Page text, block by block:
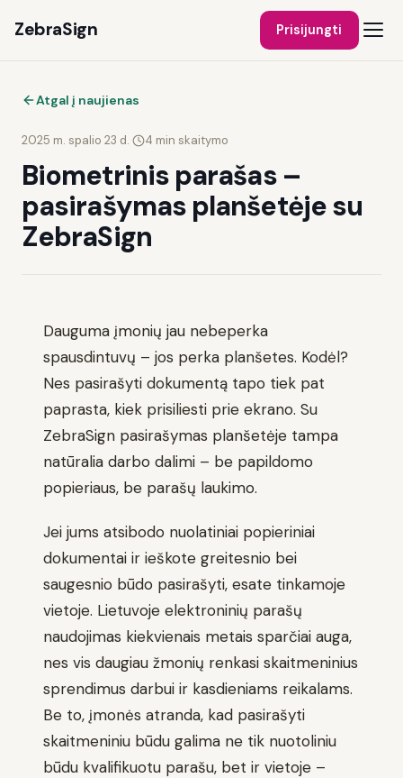
ZebraSign Prisijungti
Atgal į naujienas
2025 m. spalio 23 d. 4 min skaitymo
Biometrinis parašas –
pasirašymas planšetėje su
ZebraSign
Dauguma įmonių jau nebeperka
spausdintuvų – jos perka planšetes. Kodėl?
Nes pasirašyti dokumentą tapo tiek pat
paprasta, kiek prisiliesti prie ekrano. Su
ZebraSign pasirašymas planšetėje tampa
natūralia darbo dalimi – be papildomo
popieriaus, be parašų laukimo.
Jei jums atsibodo nuolatiniai popieriniai
dokumentai ir ieškote greitesnio bei
saugesnio būdo pasirašyti, esate tinkamoje
vietoje. Lietuvoje elektroninių parašų
naudojimas kiekvienais metais sparčiai auga,
nes vis daugiau žmonių renkasi skaitmeninius
sprendimus darbui ir kasdieniams reikalams.
Be to, įmonės atranda, kad pasirašyti
skaitmeniniu būdu galima ne tik nuotoliniu
būdu kvalifikuotu parašu, bet ir vietoje –